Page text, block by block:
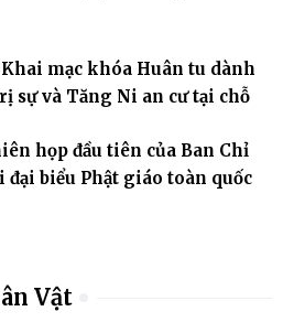
mạc khóa Huân tu dành
sự và Tăng Ni an cư tại chỗ
họp đầu tiên của Ban Chỉ
đại biểu Phật giáo toàn quốc
Vật